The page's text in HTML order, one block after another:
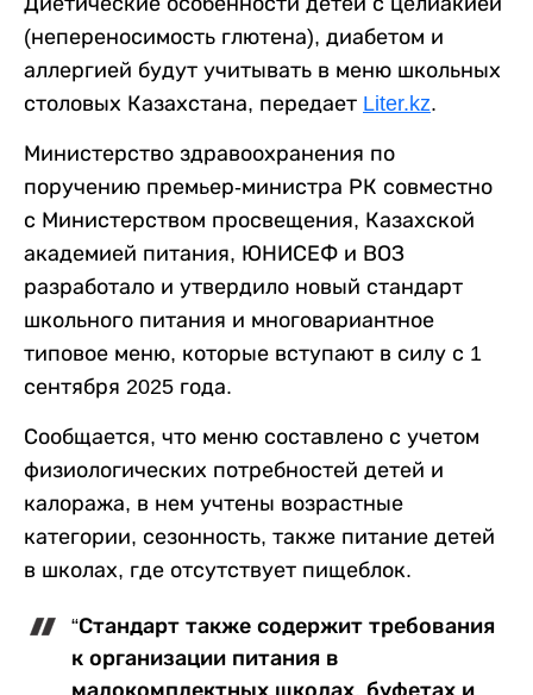
(непереносимость глютена), диабетом и
аллергией будут учитывать в меню школьных
столовых Казахстана, передает Liter.kz.
Министерство здравоохранения по
поручению премьер-министра РК совместно
с Министерством просвещения, Казахской
академией питания, ЮНИСЕФ и ВОЗ
разработало и утвердило новый стандарт
школьного питания и многовариантное
типовое меню, которые вступают в силу с 1
сентября 2025 года.
Сообщается, что меню составлено с учетом
физиологических потребностей детей и
калоража, в нем учтены возрастные
категории, сезонность, также питание детей
в школах, где отсутствует пищеблок.
“Стандарт также содержит требования
к организации питания в
малокомплектных школах, буфетах и